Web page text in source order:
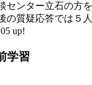
ンター立石の方
の質疑応答では５
up!
学習